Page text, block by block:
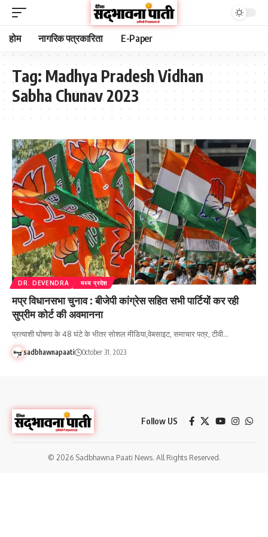
होम नागरिक पत्रकारिता E-Paper
Tag: Madhya Pradesh Vidhan
Sabha Chunav 2023
DR. DEVENDRA मध्य प्रदेश
मप्र विधानसभा चुनाव : बीजेपी कांग्रेस सहित सभी पार्टियों कर रही
सुप्रीम कोर्ट की अवमानना
प्रत्याशी घोषणा के 48 घंटे के भीतर सोशल मीडिया,वेबसाइट, समाचार पत्र, टीवी…
sadbhawnapaati October 31, 2023
Follow US
© 2026 Sadbhawna Paati News. All Rights Reserved.